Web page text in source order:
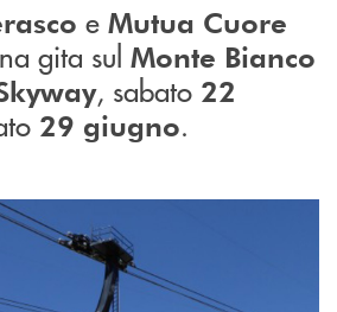
e Mutua Cuore
gita sul Monte Bianco
, sabato 22
29 giugno.